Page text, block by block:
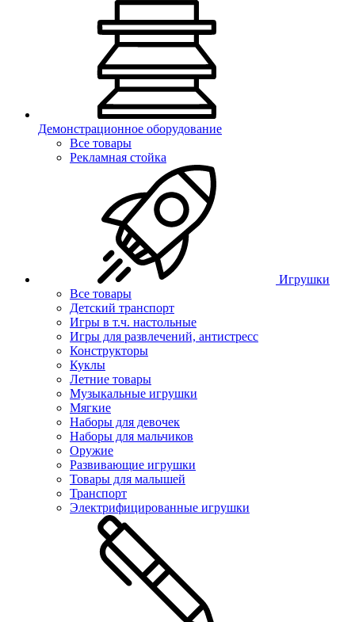
Демонстрационное оборудование
Все товары
Рекламная стойка
Игрушки
Все товары
Детский транспорт
Игры в т.ч. настольные
Игры для развлечений, антистресс
Конструкторы
Куклы
Летние товары
Музыкальные игрушки
Мягкие
Наборы для девочек
Наборы для мальчиков
Оружие
Развивающие игрушки
Товары для малышей
Транспорт
Электрифицированные игрушки